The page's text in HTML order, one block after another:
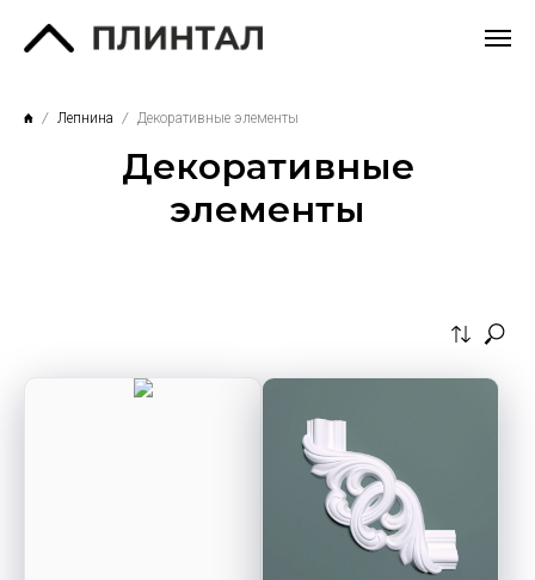
Лепнина Декоративные элементы
Декоративные
элементы